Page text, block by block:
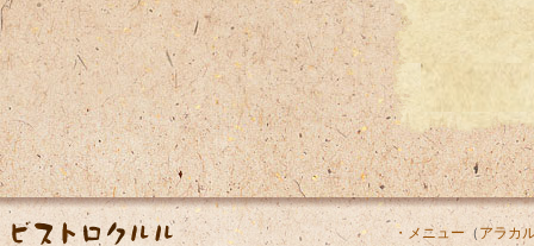
・メニュー（ アラカ